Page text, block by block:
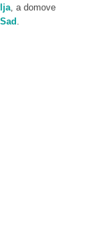
, a domove
.